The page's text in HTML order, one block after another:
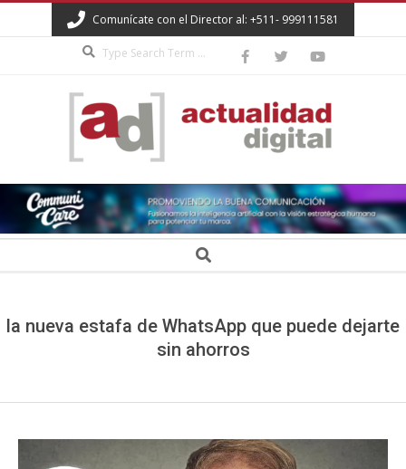
to
Comunícate con el Director al: +511- 999111581
ACTUALIDAD
DIGITAL Search
la nueva estafa de WhatsApp que puede dejarte
sin ahorros